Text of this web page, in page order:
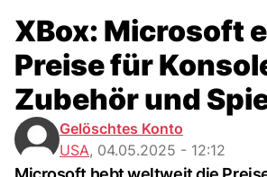
XBox: Microsoft
Preise für
Zubehör und
Gelöschtes Konto
USA, 04.05.2025 - 12:12